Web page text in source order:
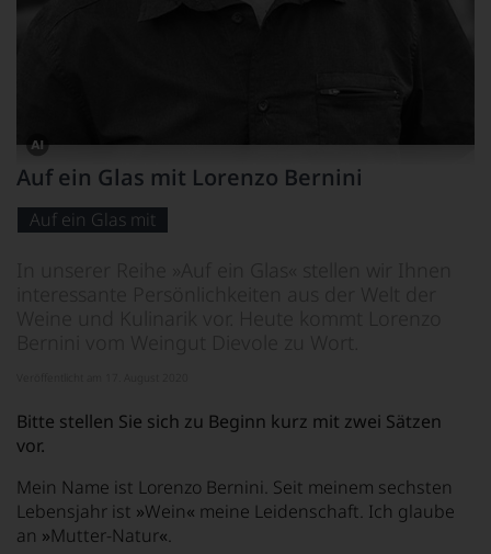
Dieses
Bild
mithilfe
von
Auf ein Glas mit Lorenzo Bernini
Auf ein Glas mit
Bitte stellen Sie sich zu Beginn kurz mit zwei Sätzen
vor.
Mein Name ist Lorenzo Bernini. Seit meinem sechsten
Lebensjahr ist »Wein« meine Leidenschaft. Ich glaube
an »Mutter-Natur«.